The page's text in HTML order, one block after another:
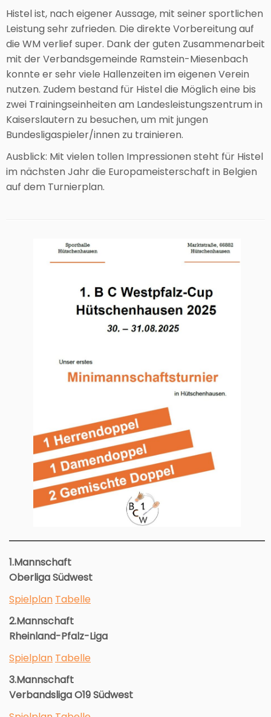
Histel ist, nach eigener Aussage, mit seiner sportlichen
Leistung sehr zufrieden. Die direkte Vorbereitung auf
die WM verlief super. Dank der guten Zusammenarbeit
mit der Verbandsgemeinde Ramstein-Miesenbach
konnte er sehr viele Hallenzeiten im eigenen Verein
nutzen. Zudem bestand für Histel die Möglich eine bis
zwei Trainingseinheiten am Landesleistungszentrum in
Kaiserslautern zu besuchen, um mit jungen
Bundesligaspieler/innen zu trainieren.
Ausblick: Mit vielen tollen Impressionen steht für Histel
im nächsten Jahr die Europameisterschaft in Belgien
auf dem Turnierplan.
1.Mannschaft
Oberliga Südwest
Spielplan Tabelle
2.Mannschaft
Rheinland-Pfalz-Liga
Spielplan Tabelle
3.Mannschaft
Verbandsliga O19 Südwest